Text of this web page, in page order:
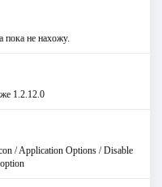
пока не нахожу.
1.2.12.0
/ Application Options / Disable